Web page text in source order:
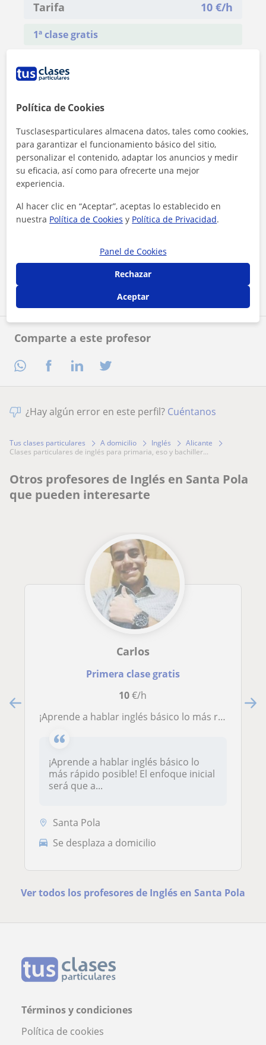
Comparte a este profesor
Tarifa 10 €/h
1ª clase gratis
Contactar ahora
¿Hay algún error en este perfil? Cuéntanos
Tus clases particulares A domicilio Inglés
Alicante
clases particulares de inglés para primaria, eso y bachiller...
Otros profesores de Inglés en Santa Pola
que pueden interesarte
Carlos
Primera clase gratis
10€/h
¡Aprende a hablar inglés básico lo más rápido posible!
¡Aprende a hablar inglés básico lo
más rápido posible! El enfoque inicial
será que a...
Santa Pola
Se desplaza a domicilio
Ver todos los profesores de Inglés en Santa Pola
Términos y condiciones
Política de cookies
Política de Cookies
Tusclasesparticulares almacena datos, tales como cookies,
para garantizar el funcionamiento básico del sitio,
personalizar el contenido, adaptar los anuncios y medir
su eficacia, así como para ofrecerte una mejor
experiencia.
Al hacer clic en “Aceptar”, aceptas lo establecido en
nuestra Política de Cookies y Política de Privacidad.
Panel de Cookies
Rechazar
Aceptar